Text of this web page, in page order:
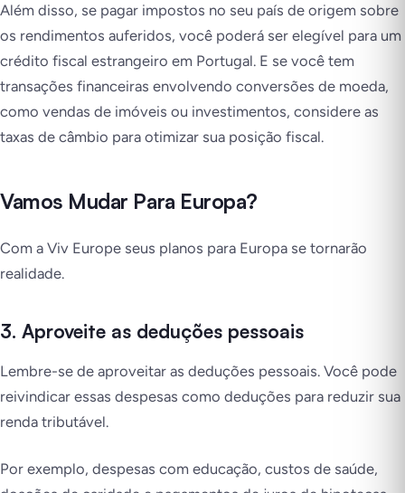
Além disso, se pagar impostos no seu país de origem sobre
os rendimentos auferidos, você poderá ser elegível para um
crédito fiscal estrangeiro em Portugal. E se você tem
transações financeiras envolvendo conversões de moeda,
como vendas de imóveis ou investimentos, considere as
taxas de câmbio para otimizar sua posição fiscal.
Vamos Mudar Para Europa?
Com a Viv Europe seus planos para Europa se tornarão
realidade.
3. Aproveite as deduções pessoais
Lembre-se de aproveitar as deduções pessoais. Você pode
reivindicar essas despesas como deduções para reduzir sua
renda tributável.
Por exemplo, despesas com educação, custos de saúde,